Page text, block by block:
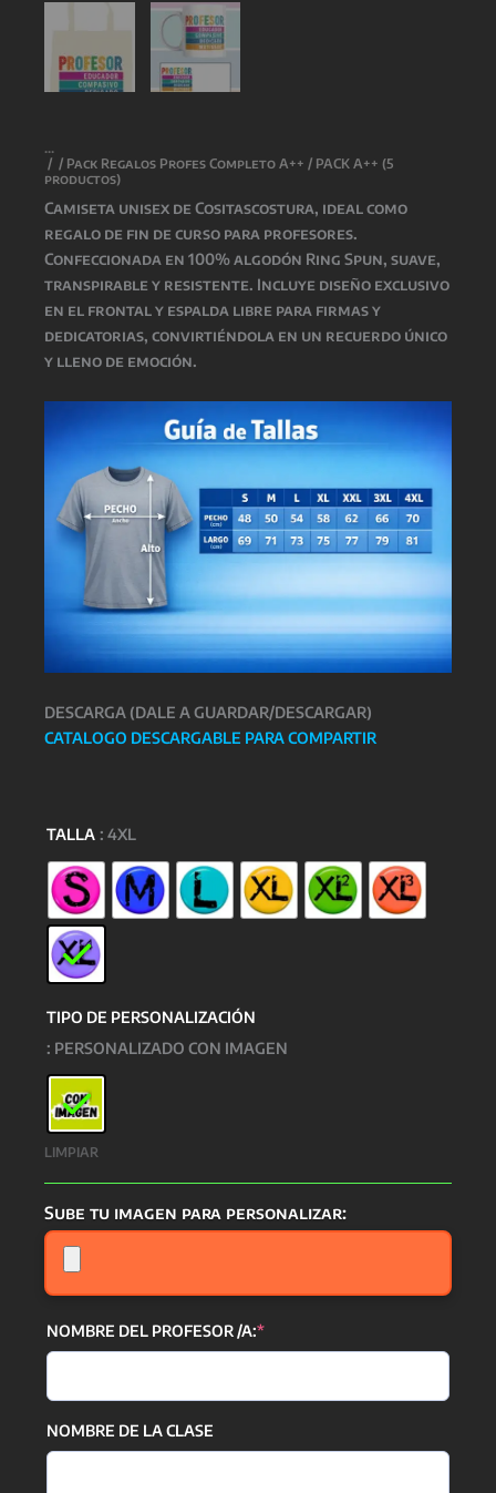
/ / Pack Regalos Profes Completo A++ / PACK A++ (5
productos)
Camiseta unisex de Cositascostura, ideal como
regalo de fin de curso para profesores.
Confeccionada en 100% algodón Ring Spun, suave,
transpirable y resistente. Incluye diseño exclusivo
en el frontal y espalda libre para firmas y
dedicatorias, convirtiéndola en un recuerdo único
y lleno de emoción.
DESCARGA (DALE A GUARDAR/DESCARGAR)
CATALOGO DESCARGABLE PARA COMPARTIR
TALLA : 4XL
TIPO DE PERSONALIZACIÓN
: PERSONALIZADO CON IMAGEN
LIMPIAR
Sube tu imagen para personalizar:
NOMBRE DEL PROFESOR /A:*(required)
NOMBRE DE LA CLASE